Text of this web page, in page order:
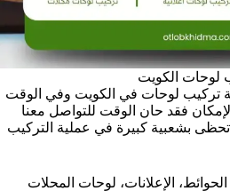
لوحات الكويت
لوحات في الكويت وفي الوقت
فقد حان الوقت للتواصل معنا
بشعبية كبيرة في عملية التركيب
الإعلانات، لوحات المحلات